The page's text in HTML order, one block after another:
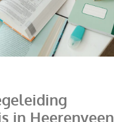
in Heerenveen